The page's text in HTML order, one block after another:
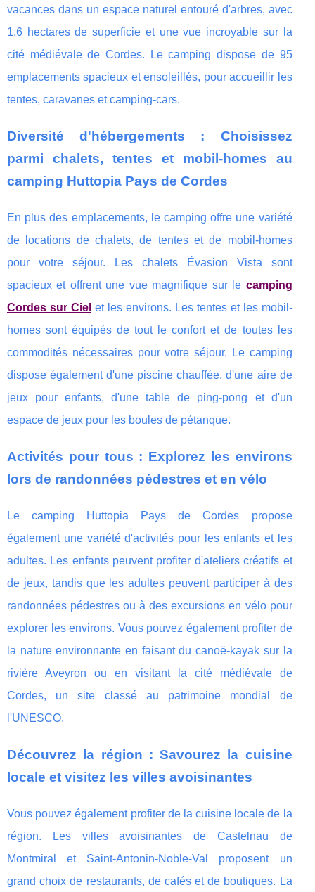
vacances dans un espace naturel entouré d'arbres, avec
1,6 hectares de superficie et une vue incroyable sur la
cité médiévale de Cordes. Le camping dispose de 95
emplacements spacieux et ensoleillés, pour accueillir les
tentes, caravanes et camping-cars.
Diversité d'hébergements : Choisissez
parmi chalets, tentes et mobil-homes au
camping Huttopia Pays de Cordes
En plus des emplacements, le camping offre une variété
de locations de chalets, de tentes et de mobil-homes
pour votre séjour. Les chalets Évasion Vista sont
spacieux et offrent une vue magnifique sur le camping
Cordes sur Ciel et les environs. Les tentes et les mobil-
homes sont équipés de tout le confort et de toutes les
commodités nécessaires pour votre séjour. Le camping
dispose également d'une piscine chauffée, d'une aire de
jeux pour enfants, d'une table de ping-pong et d'un
espace de jeux pour les boules de pétanque.
Activités pour tous : Explorez les environs
lors de randonnées pédestres et en vélo
Le camping Huttopia Pays de Cordes propose
également une variété d'activités pour les enfants et les
adultes. Les enfants peuvent profiter d'ateliers créatifs et
de jeux, tandis que les adultes peuvent participer à des
randonnées pédestres ou à des excursions en vélo pour
explorer les environs. Vous pouvez également profiter de
la nature environnante en faisant du canoë-kayak sur la
rivière Aveyron ou en visitant la cité médiévale de
Cordes, un site classé au patrimoine mondial de
l'UNESCO.
Découvrez la région : Savourez la cuisine
locale et visitez les villes avoisinantes
Vous pouvez également profiter de la cuisine locale de la
région. Les villes avoisinantes de Castelnau de
Montmiral et Saint-Antonin-Noble-Val proposent un
grand choix de restaurants, de cafés et de boutiques. La